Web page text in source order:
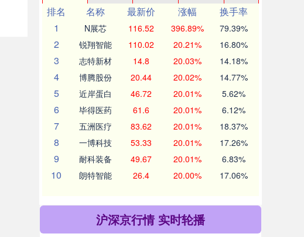
排名
名称 最新价 涨幅
换手率
1
N展芯 116.52 396.89% 79.39%
2 锐翔智能 110.02 20.21% 16.80%
3 志特新材 14.8 20.03% 14.18%
4 博腾股份 20.44 20.02% 14.77%
5 近岸蛋白 46.72 20.01% 5.62%
6 毕得医药 61.6 20.01% 6.12%
7 五洲医疗 83.62 20.01% 18.37%
8 一博科技 53.33 20.01% 17.26%
9 耐科装备 49.67 20.01% 6.83%
10 朗特智能 26.4 20.00% 17.06%
沪深京行情 实时轮播